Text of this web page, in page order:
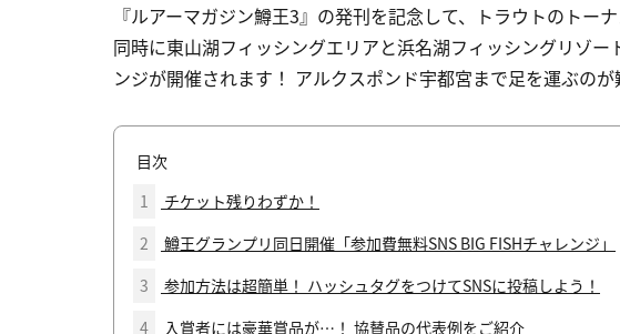
『ルアーマガジン鱒王3』の発刊を記念して、トラウトのトー
同時に東山湖フィッシングエリアと浜名湖フィッシングリゾ
ンジが開催されます！ アルクスポンド宇都宮まで足を運ぶの
目次
1
チケット残りわずか！
2
鱒王グランプリ同日開催「参加費無料SNS BIG FISHチャレンジ」
3
参加方法は超簡単！ ハッシュタグをつけてSNSに投稿しよう！
4
入賞者には豪華賞品が…！ 協賛品の代表例をご紹介